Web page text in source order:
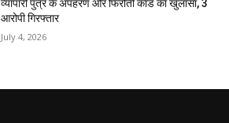
व्यापारी पुत्र के अपहरण और फिरौती कांड का खुलासा, 3
आरोपी गिरफ्तार
July 4, 2026